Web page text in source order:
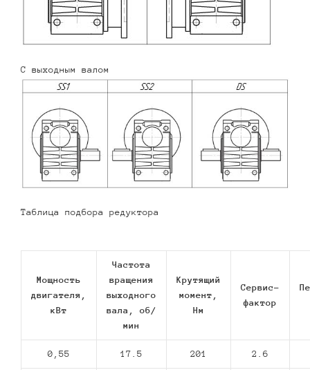
С выходным валом
Таблица подбора редуктора
Мощность
двигателя,
кВт
Частота
вращения
выходного
вала, об/
мин
Крутящий
момент,
Нм
Сервис-
фактор
0,55 17.5 201 2.6